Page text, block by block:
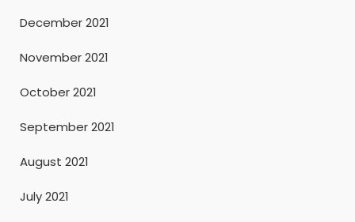
December 2021
November 2021
October 2021
September 2021
August 2021
July 2021